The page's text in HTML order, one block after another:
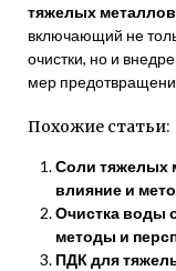
тяжелых металлов
включающий не
очистки, но и
мер
Похожие статьи:
Соли тяжелых
влияние и
Очистка воды
методы и
ПДК для